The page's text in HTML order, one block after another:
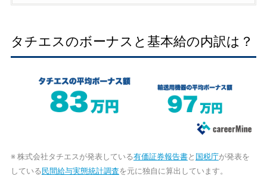
タチエスのボーナスと基本給の内訳は？
※ 株式会社タチエスが発表している有価証券報告書と 国税庁が発表を
している 民間給与実態統計調査を元に独自に算出しています。